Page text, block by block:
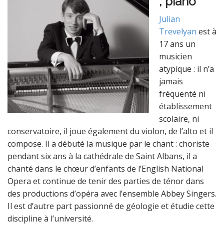
Julian
Trevelyan est à
17 ans un
musicien
atypique : il n’a
jamais
fréquenté ni
établissement
scolaire, ni
conservatoire, il joue également du violon, de l’alto et il
compose. Il a débuté la musique par le chant : choriste
pendant six ans à la cathédrale de Saint Albans, il a
chanté dans le chœur d’enfants de l’English National
Opera et continue de tenir des parties de ténor dans
des productions d’opéra avec l’ensemble Abbey Singers.
Il est d’autre part passionné de géologie et étudie cette
discipline à l’université.